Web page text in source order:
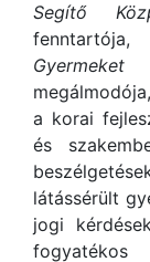
Segítő
a korai
és
látássérült
jogi
fogyatékos